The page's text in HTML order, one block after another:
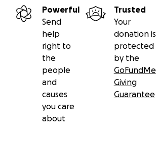
Powerful
Send
help
right to
the
people
and
causes
you care
about
Trusted
Your
donation is
protected
by the
GoFundMe
Giving
Guarantee